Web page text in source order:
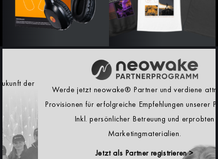
Werde jetzt neowake® Partner und verdiene attraktive
Provisionen für erfolgreiche Empfehlungen unserer Produkte.
Inkl. persönlicher Betreuung und erprobten
Marketingmaterialien.
Jetzt als Partner registrieren >